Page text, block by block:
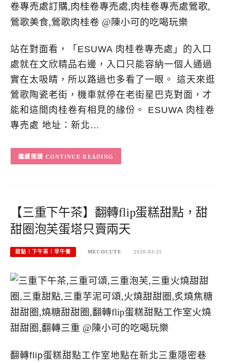
站在對面看，「ESUWA 肉桂卷專売處」的入口
處就在文欣精品右邊，入口只能容納一個人通過
實在太吸睛，所以路過也多看了一眼。 這天來逛
鶯歌陶瓷老街，機車就停在老街星巴克對面，才
能和這間肉桂卷有相見的緣份。 ESUWA 肉桂卷
專売處 地址：新北…
CONTINUE READING
【三重下午茶】翻轉flip蛋糕甜點，甜
甜圈泡芙蛋塔只賣兩天
甜點︱下午茶︱早午餐 MECOCUTE 2026-03-25
翻轉flip蛋糕甜點工作室地點在新北三重隱密巷